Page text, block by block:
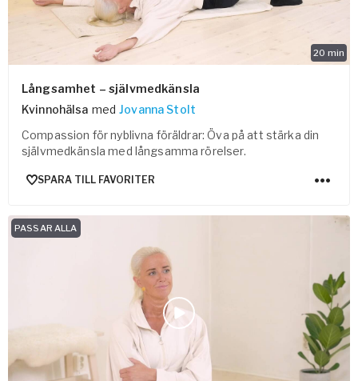
20 min
Långsamhet – självmedkänsla
Kvinnohälsa med Jovanna Stolt
Compassion för nyblivna föräldrar: Öva på att stärka din
självmedkänsla med långsamma rörelser.
SPARA TILL FAVORITER
PASSAR ALLA